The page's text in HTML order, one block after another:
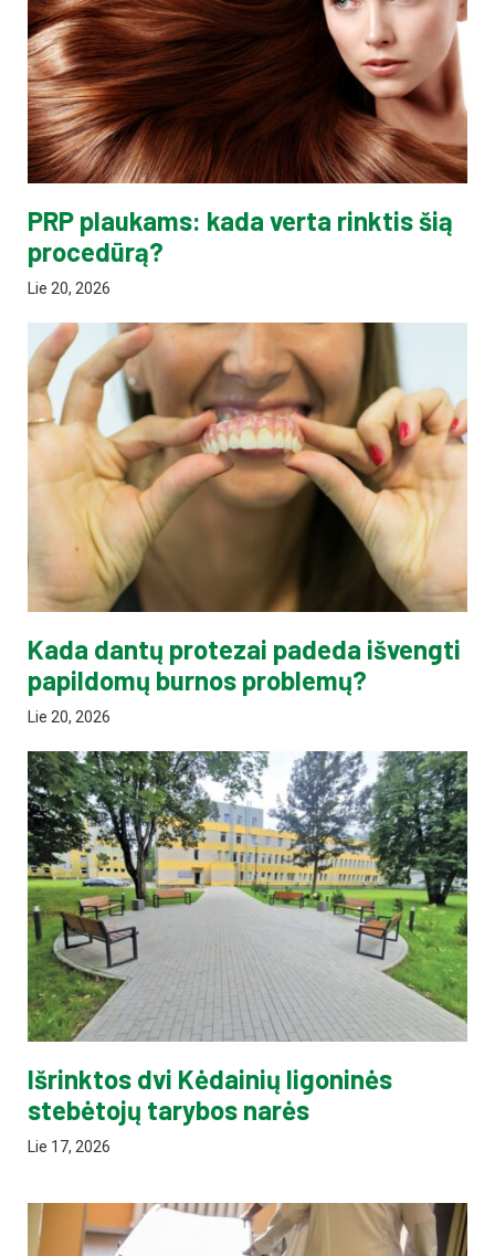
PRP plaukams: kada verta rinktis šią
procedūrą?
Lie 20, 2026
Kada dantų protezai padeda išvengti
papildomų burnos problemų?
Lie 20, 2026
Išrinktos dvi Kėdainių ligoninės
stebėtojų tarybos narės
Lie 17, 2026